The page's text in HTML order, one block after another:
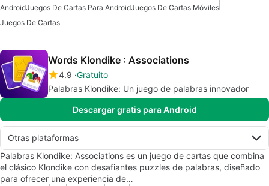
AndroidJuegos De Cartas Para AndroidJuegos De Cartas Móviles
Juegos De Cartas
Words Klondike : Associations
4.9 Gratuito
Palabras Klondike: Un juego de palabras innovador
Descargar gratis para Android
Otras plataformas
Palabras Klondike: Associations es un juego de cartas que combina
el clásico Klondike con desafiantes puzzles de palabras, diseñado
para ofrecer una experiencia de…